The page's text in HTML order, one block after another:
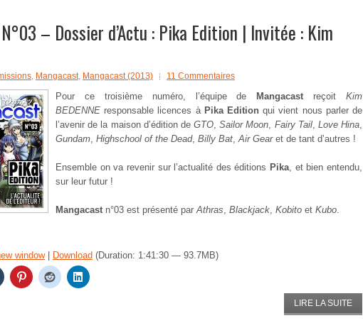
– Dossier d’Actu : Pika Edition | Invitée : Kim
, Mangacast, Mangacast (2013) 11 Commentaires
Pour ce troisième numéro, l’équipe de Mangacast reçoit Kim
BEDENNE responsable licences à Pika Edition qui vient nous parler de
l’avenir de la maison d’édition de GTO,Sailor Moon, Fairy Tail, Love Hina,
Gundam, Highschool of the Dead, Billy Bat,Air Gearet de tant d’autres !
Ensemble on va revenir sur l’actualité des éditions Pika, et bien entendu,
sur leur futur !
Mangacast n°03 est présenté parAthras, Blackjack, Kobito et Kubo.
window| Download (Duration: 1:41:30 — 93.7MB)
LIRE LA SUITE